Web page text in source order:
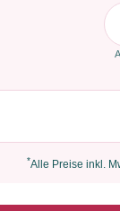
E-
*Alle Preise inkl.